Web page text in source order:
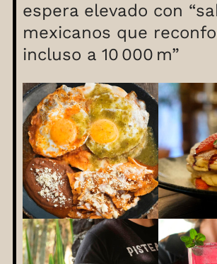
espera elevado con
mexicanos que
incluso a 10 000 m”